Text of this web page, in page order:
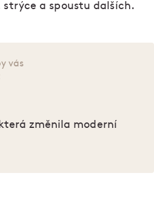
a spoustu dalších.
vás
změnila moderní